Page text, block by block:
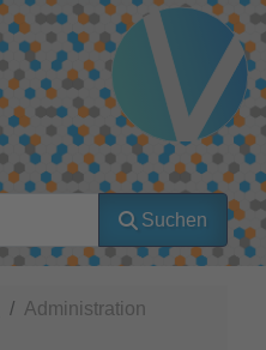
Suchen
Administration